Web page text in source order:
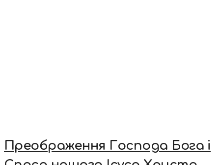
Преображення Господа Бога і